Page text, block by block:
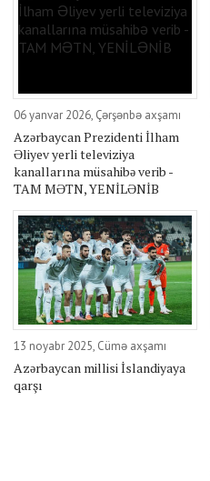
06 yanvar 2026, Çərşənbə axşamı
Azərbaycan Prezidenti İlham
Əliyev yerli televiziya
kanallarına müsahibə verib -
TAM MƏTN, YENİLƏNİB
13 noyabr 2025, Cümə axşamı
Azərbaycan millisi İslandiyaya
qarşı